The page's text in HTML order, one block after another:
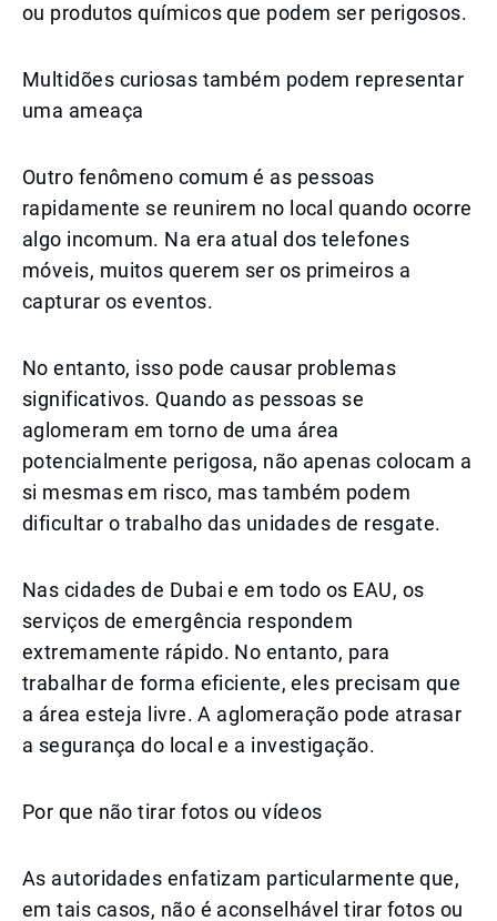
ou produtos químicos que podem ser perigosos.
Multidões curiosas também podem representar
uma ameaça
Outro fenômeno comum é as pessoas
rapidamente se reunirem no local quando ocorre
algo incomum. Na era atual dos telefones
móveis, muitos querem ser os primeiros a
capturar os eventos.
No entanto, isso pode causar problemas
significativos. Quando as pessoas se
aglomeram em torno de uma área
potencialmente perigosa, não apenas colocam a
si mesmas em risco, mas também podem
dificultar o trabalho das unidades de resgate.
Nas cidades de Dubai e em todo os EAU, os
serviços de emergência respondem
extremamente rápido. No entanto, para
trabalhar de forma eficiente, eles precisam que
a área esteja livre. A aglomeração pode atrasar
a segurança do local e a investigação.
Por que não tirar fotos ou vídeos
As autoridades enfatizam particularmente que,
em tais casos, não é aconselhável tirar fotos ou